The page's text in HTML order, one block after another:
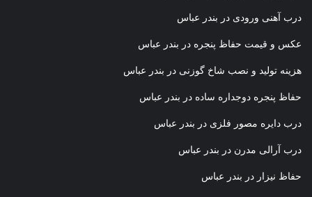
درب آهنی ورودی در بندر عباس
عکس و قیمت حفاظ پنجره در بندر عباس
هزینه تولید و نصب شاخ گوزنی در بندر عباس
حفاظ پنجره دوجداره ساده در بندر عباس
درب دایره مصور فلزی در بندر عباس
درب آرالی مدرن در بندر عباس
حفاظ نیزار در بندر عباس